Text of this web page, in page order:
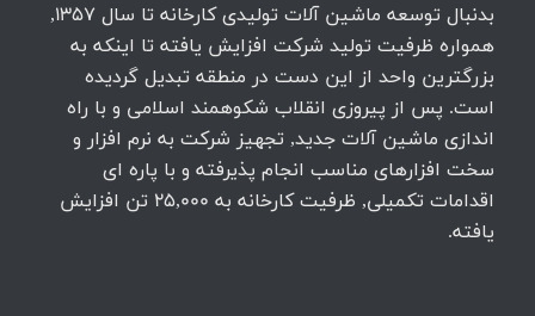
بدنبال توسعه ماشین آلات تولیدی کارخانه تا سال 1357,
همواره ظرفیت تولید شرکت افزایش یافته تا اینکه به
بزرگترین واحد از این دست در منطقه تبدیل گردیده
است. پس از پیروزی انقلاب شکوهمند اسلامی و با راه
اندازی ماشین آلات جدید, تجهیز شرکت به نرم افزار و
سخت افزارهای مناسب انجام پذیرفته و با پاره ای
اقدامات تکمیلی, ظرفیت کارخانه به 25,000 تن افزایش
یافته.